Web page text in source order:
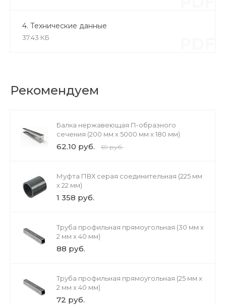
4. Технические данные
37.43 КБ
Рекомендуем
Балка нержавеющая П-образного
сечения (200 мм х 5000 мм х 180 мм)
62.10 руб. 69 руб.
Муфта ПВХ серая соединительная (225 мм
х 22 мм)
1 358 руб.
Труба профильная прямоугольная (30 мм х
2 мм х 40 мм)
88 руб.
Труба профильная прямоугольная (25 мм х
2 мм х 40 мм)
72 руб.